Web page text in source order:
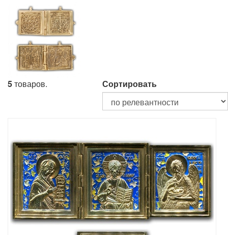
5товаров. Сортировать